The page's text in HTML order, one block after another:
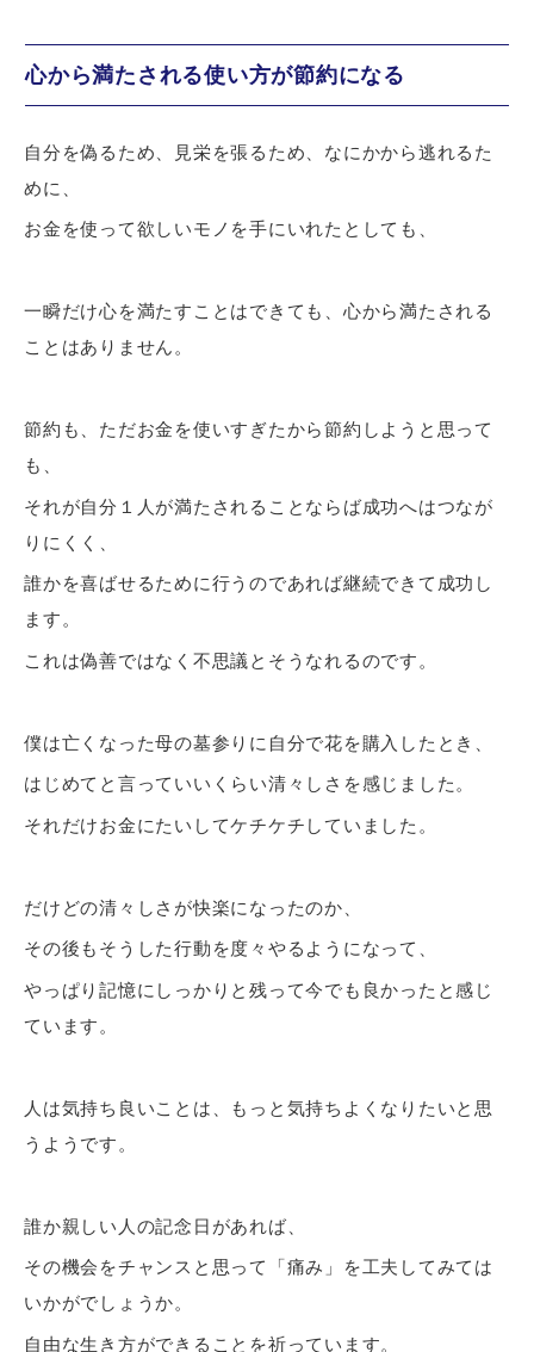
心から満たされる使い方が節約になる
自分を偽るため、見栄を張るため、なにかから逃れるた
めに、
お金を使って欲しいモノを手にいれたとしても、
一瞬だけ心を満たすことはできても、心から満たされる
ことはありません。
節約も、ただお金を使いすぎたから節約しようと思って
も、
それが自分１人が満たされることならば成功へはつなが
りにくく、
誰かを喜ばせるために行うのであれば継続できて成功し
ます。
これは偽善ではなく不思議とそうなれるのです。
僕は亡くなった母の墓参りに自分で花を購入したとき、
はじめてと言っていいくらい清々しさを感じました。
それだけお金にたいしてケチケチしていました。
だけどの清々しさが快楽になったのか、
その後もそうした行動を度々やるようになって、
やっぱり記憶にしっかりと残って今でも良かったと感じ
ています。
人は気持ち良いことは、もっと気持ちよくなりたいと思
うようです。
誰か親しい人の記念日があれば、
その機会をチャンスと思って「痛み」を工夫してみては
いかがでしょうか。
自由な生き方ができることを祈っています。